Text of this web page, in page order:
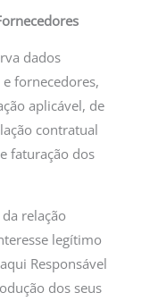
dados
fornecedores,
aplicável, de
contratual
faturação dos
relação
legítimo
Responsável
dos seus